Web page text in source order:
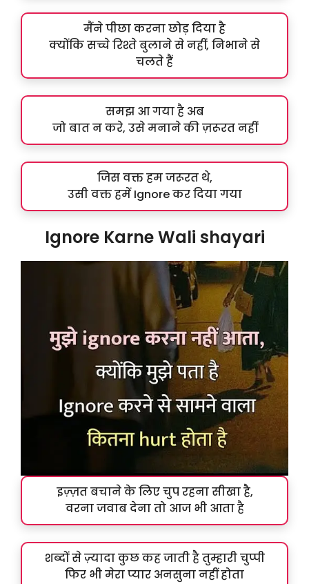
मैंने पीछा करना छोड़ दिया है
क्योंकि सच्चे रिश्ते बुलाने से नहीं, निभाने से
चलते हैं
समझ आ गया है अब
जो बात न करे, उसे मनाने की ज़रूरत नहीं
जिस वक्त हम जरूरत थे,
उसी वक्त हमें Ignore कर दिया गया
Ignore Karne Wali shayari
इज़्ज़त बचाने के लिए चुप रहना सीखा है,
वरना जवाब देना तो आज भी आता है
शब्दों से ज़्यादा कुछ कह जाती है तुम्हारी चुप्पी
फिर भी मेरा प्यार अनसुना नहीं होता